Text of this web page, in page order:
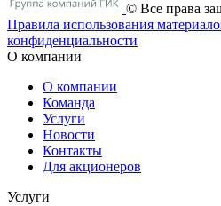
© Все права
Правила использования
конфиденциальности
О компании
О компании
Команда
Услуги
Новости
Контакты
Для акционеров
Услуги